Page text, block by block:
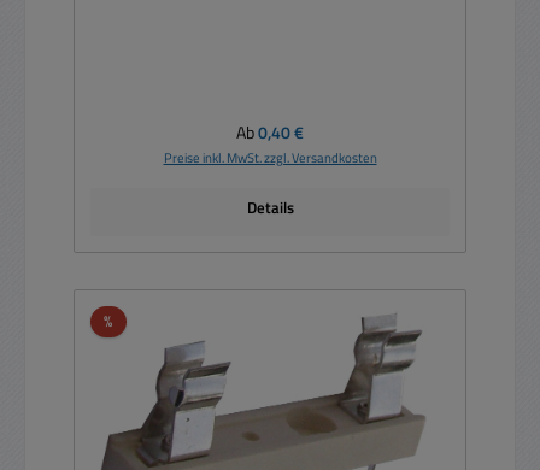
Regulärer Preis:
Ab0,40 €
Preise inkl. MwSt. zzgl. Versandkosten
Details
%Rabatt